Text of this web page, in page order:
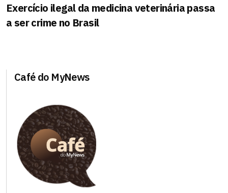
Exercício ilegal da medicina veterinária passa
a ser crime no Brasil
Café do MyNews